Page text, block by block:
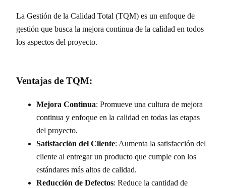
La Gestión de la Calidad Total (TQM) es un enfoque de
gestión que busca la mejora continua de la calidad en todos
los aspectos del proyecto.
Ventajas de TQM:
Mejora Continua: Promueve una cultura de mejora
continua y enfoque en la calidad en todas las etapas
del proyecto.
Satisfacción del Cliente: Aumenta la satisfacción del
cliente al entregar un producto que cumple con los
estándares más altos de calidad.
Reducción de Defectos: Reduce la cantidad de